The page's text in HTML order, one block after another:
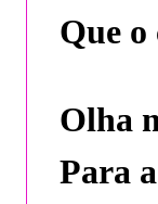
Que o
Olha
Para